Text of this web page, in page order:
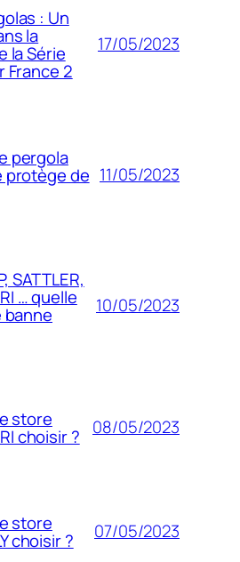
: Un
la
la Série
France 2
17/05/2023
pergola
protège de 11/05/2023
SATTLER,
… quelle 10/05/2023
store
choisir ? 08/05/2023
store
choisir ? 07/05/2023